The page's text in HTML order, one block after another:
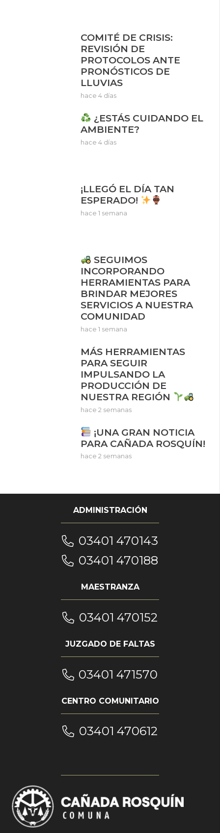
COMITÉ DE CRISIS:
REVISIÓN DE
PROTOCOLOS ANTE
PRONÓSTICOS DE
LLUVIAS
hace 4 días
¿ESTÁS CUIDANDO EL
AMBIENTE?
hace 4 días
¡LLEGÓ EL DÍA TAN
ESPERADO!
hace 1 semana
SEGUIMOS
INCORPORANDO
HERRAMIENTAS PARA
BRINDAR MEJORES
SERVICIOS A NUESTRA
COMUNIDAD
hace 1 semana
MÁS HERRAMIENTAS
PARA SEGUIR
IMPULSANDO LA
PRODUCCIÓN DE
NUESTRA REGIÓN
hace 2 semanas
¡UNA GRAN NOTICIA
PARA CAÑADA ROSQUÍN!
hace 2 semanas
ADMINISTRACIÓN
03401 470143
03401 470188
MAESTRANZA
03401 470152
JUZGADO DE FALTAS
03401 471570
CENTRO COMUNITARIO
03401 470612